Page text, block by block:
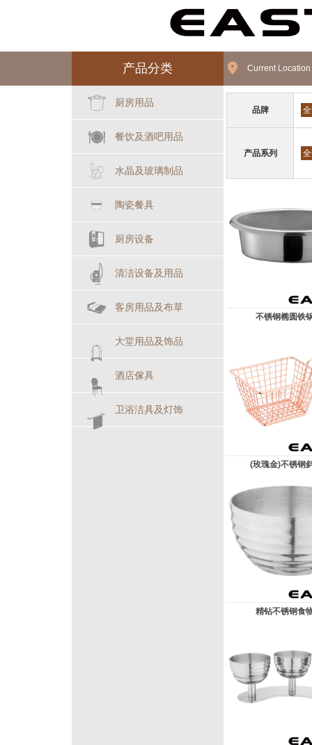
产品分类
厨房用品
餐饮及酒吧用品
水晶及玻璃制品
陶瓷餐具
厨房设备
清洁设备及用品
客房用品及布草
大堂用品及饰品
酒店傢具
卫浴洁具及灯饰
Current Location
品牌
产品系列
不锈钢椭圆铁
(玫瑰金)不锈钢
精钻不锈钢食